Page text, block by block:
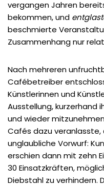
vergangen Jahren
bekommen, und
beschmierte
Zusammenhang nur
Nach mehreren
Cafébetreiber
Künstlerinnen und
Ausstellung, kurzerhand
und wieder
Cafés dazu veranlasste,
unglaubliche Vorwurf:
erschien dann mit zehn
30 Einsatzkräften,
Diebstahl zu verhindern.